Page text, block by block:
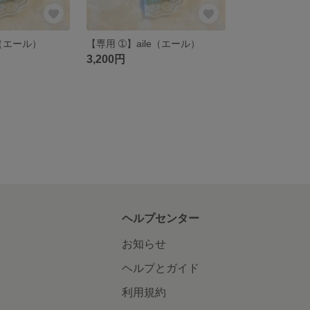
ール） 【専用 ➀】aile（エール）
3,200円
ヘルプセンター
お知らせ
ヘルプとガイド
利用規約